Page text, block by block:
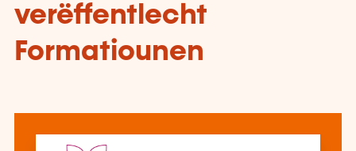
verëffentlecht
Formatiounen